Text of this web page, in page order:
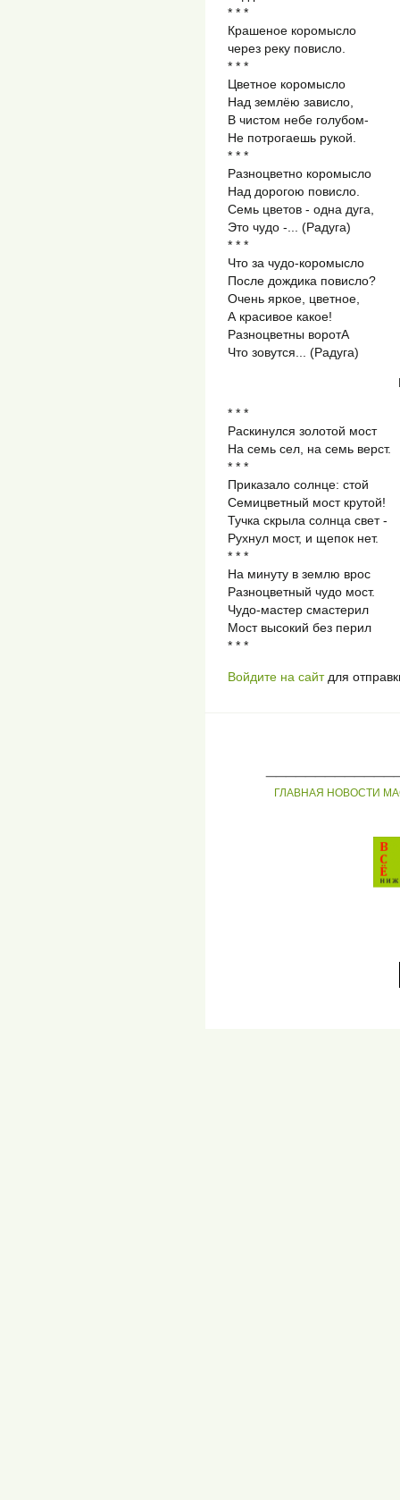
* * *
Крашеное коромысло
через реку повисло.
* * *
Цветное коромысло
Над землёю зависло,
В чистом небе голубом-
Не потрогаешь рукой.
* * *
Разноцветно коромысло
Над дорогою повисло.
Семь цветов - одна дуга,
Это чудо -... (Радуга)
* * *
Что за чудо-коромысло
После дождика повисло?
Очень яркое, цветное,
А красивое какое!
Разноцветны воротА
Что зовутся... (Радуга)
* * *
Раскинулся золотой мост
На семь сел, на семь верст.
* * *
Приказало солнце: стой
Семицветный мост крутой!
Тучка скрыла солнца свет -
Рухнул мост, и щепок нет.
* * *
На минуту в землю врос
Разноцветный чудо мост.
Чудо-мастер смастерил
Мост высокий без перил
* * *
Войдите на сайтдля
ГЛАВНАЯ НОВОСТИ